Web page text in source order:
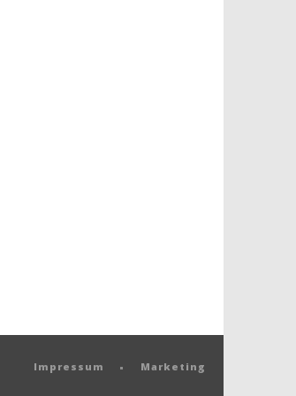
Impressum Marketing